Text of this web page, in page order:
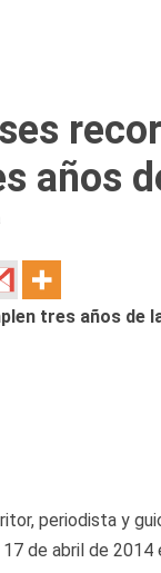
años
tres años
periodista y
de abril de 2014